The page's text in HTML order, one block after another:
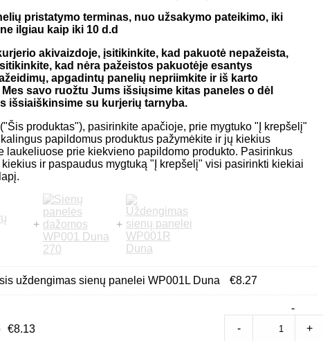
pristatymo terminas, nuo užsakymo pateikimo, iki
ilgiau kaip iki 10 d.d
akivaizdoje, įsitikinkite, kad pakuotė nepažeista,
kad nėra pažeistos pakuotėje esantys
apgadintų panelių nepriimkite ir iš karto
savo ruožtu Jums išsiųsime kitas paneles o dėl
išsiaiškinsime su kurjerių tarnyba.
produktas"), pasirinkite apačioje, prie mygtuko "Į krepšelį"
papildomus produktus pažymėkite ir jų kiekius
laukeliuose prie kiekvieno papildomo produkto. Pasirinkus
ir paspaudus mygtuką "Į krepšelį" visi pasirinkti kiekiai
uždengimas sienų panelei WP001L Duna €8.27
€8.13 -
Fix
-
+